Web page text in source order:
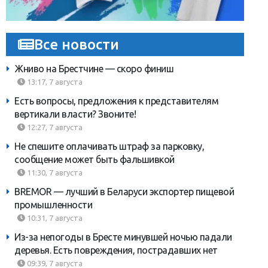
Все новости
Жниво на Брестчине — скоро финиш
13:17, 7 августа
Есть вопросы, предложения к представителям
вертикали власти? Звоните!
12:27, 7 августа
Не спешите оплачивать штраф за парковку,
сообщение может быть фальшивкой
11:30, 7 августа
BREMOR — лучший в Беларуси экспортер пищевой
промышленности
10:31, 7 августа
Из-за непогоды в Бресте минувшей ночью падали
деревья. Есть повреждения, пострадавших нет
09:39, 7 августа